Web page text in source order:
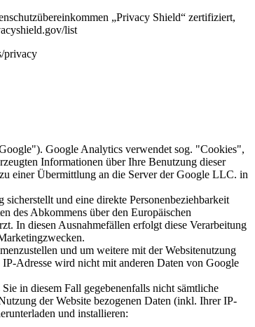
„Privacy Shield“ zertifiziert,
list
privacy
Google Analytics verwendet sog. "Cookies",
Informationen über Ihre Benutzung dieser
einer Übermittlung an die Server der Google LLC. in
und eine direkte Personenbeziehbarkeit
des Abkommens über den Europäischen
In diesen Ausnahmefällen erfolgt diese Verarbeitung
und um weitere mit der Websitenutzung
Adresse wird nicht mit anderen Daten von Google
in diesem Fall gegebenenfalls nicht sämtliche
der Website bezogenen Daten (inkl. Ihrer IP-
und installieren: